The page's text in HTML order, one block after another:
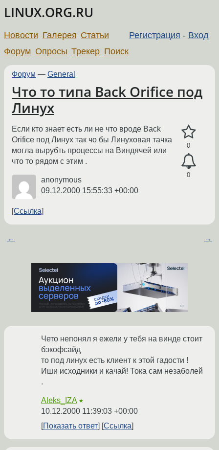
LINUX.ORG.RU
Регистрация - Вход
Новости Галерея Статьи
Форум Опросы Трекер Поиск
Форум — General
Что то типа Back Orifice под
Линух
0
0
Если кто знает есть ли не что вроде Back
Orifice под Линух так чо бы Линуховая тачка
могла вырубть процессы на Виндячей или
что то рядом с этим .
anonymous
09.12.2000 15:55:33 +00:00
Ссылка
← →
Чето непонял я ежели у тебя на винде стоит
бэкофсайд
то под линух есть клиент к этой гадости !
Иши исходники и качай! Тока сам незаболей
.
Aleks_IZA ★
10.12.2000 11:39:03 +00:00
Показать ответ
Ссылка